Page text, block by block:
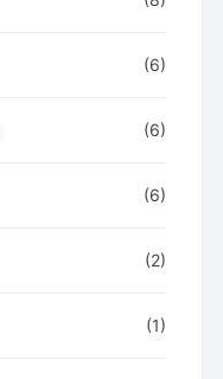
(6)
(6)
(6)
(2)
(1)